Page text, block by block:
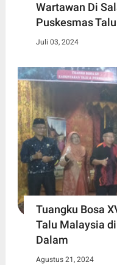
Wartawan Di
Puskesmas Talu
Juli 03, 2024
Tuangku Bosa
Talu Malaysia
Dalam
Agustus 21, 2024